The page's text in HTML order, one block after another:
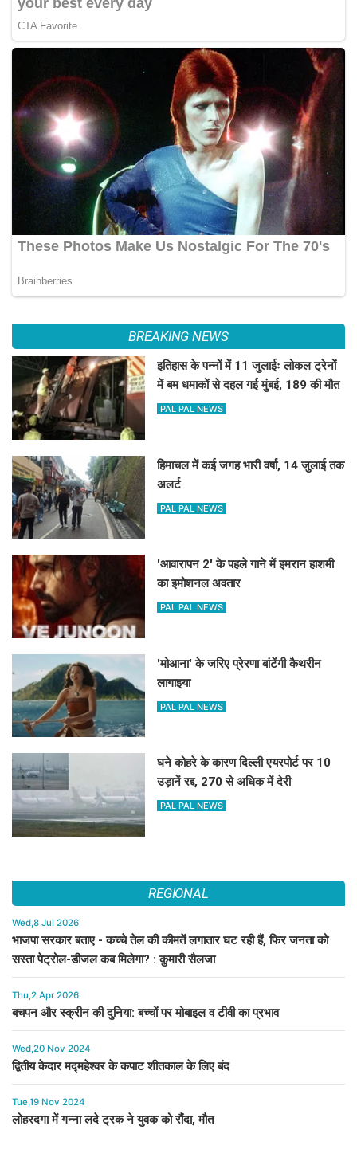
BREAKING NEWS
इतिहास के पन्नों में 11 जुलाईः लोकल ट्रेनों
में बम धमाकों से दहल गई मुंबई, 189 की मौत
PAL PAL NEWS
हिमाचल में कई जगह भारी वर्षा, 14 जुलाई तक
अलर्ट
PAL PAL NEWS
'आवारापन 2' के पहले गाने में इमरान हाशमी
का इमोशनल अवतार
PAL PAL NEWS
'मोआना' के जरिए प्रेरणा बांटेंगी कैथरीन
लागाइया
PAL PAL NEWS
घने कोहरे के कारण दिल्ली एयरपोर्ट पर 10
उड़ानें रद्द, 270 से अधिक में देरी
PAL PAL NEWS
REGIONAL
Wed,8 Jul 2026
भाजपा सरकार बताए - कच्चे तेल की कीमतें लगातार घट रही हैं, फिर जनता को
सस्ता पेट्रोल-डीजल कब मिलेगा? : कुमारी सैलजा
Thu,2 Apr 2026
बचपन और स्क्रीन की दुनिया: बच्चों पर मोबाइल व टीवी का प्रभाव
Wed,20 Nov 2024
द्वितीय केदार मद्महेश्वर के कपाट शीतकाल के लिए बंद
Tue,19 Nov 2024
लोहरदगा में गन्ना लदे ट्रक ने युवक को रौंदा, मौत